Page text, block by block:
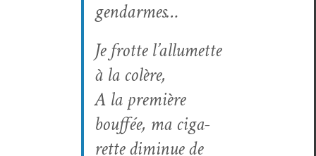
gendarmes…
Je frotte l’allumette
à la colère,
A la pre­mière
bouf­fée, ma cig­a­
rette dimin­ue de